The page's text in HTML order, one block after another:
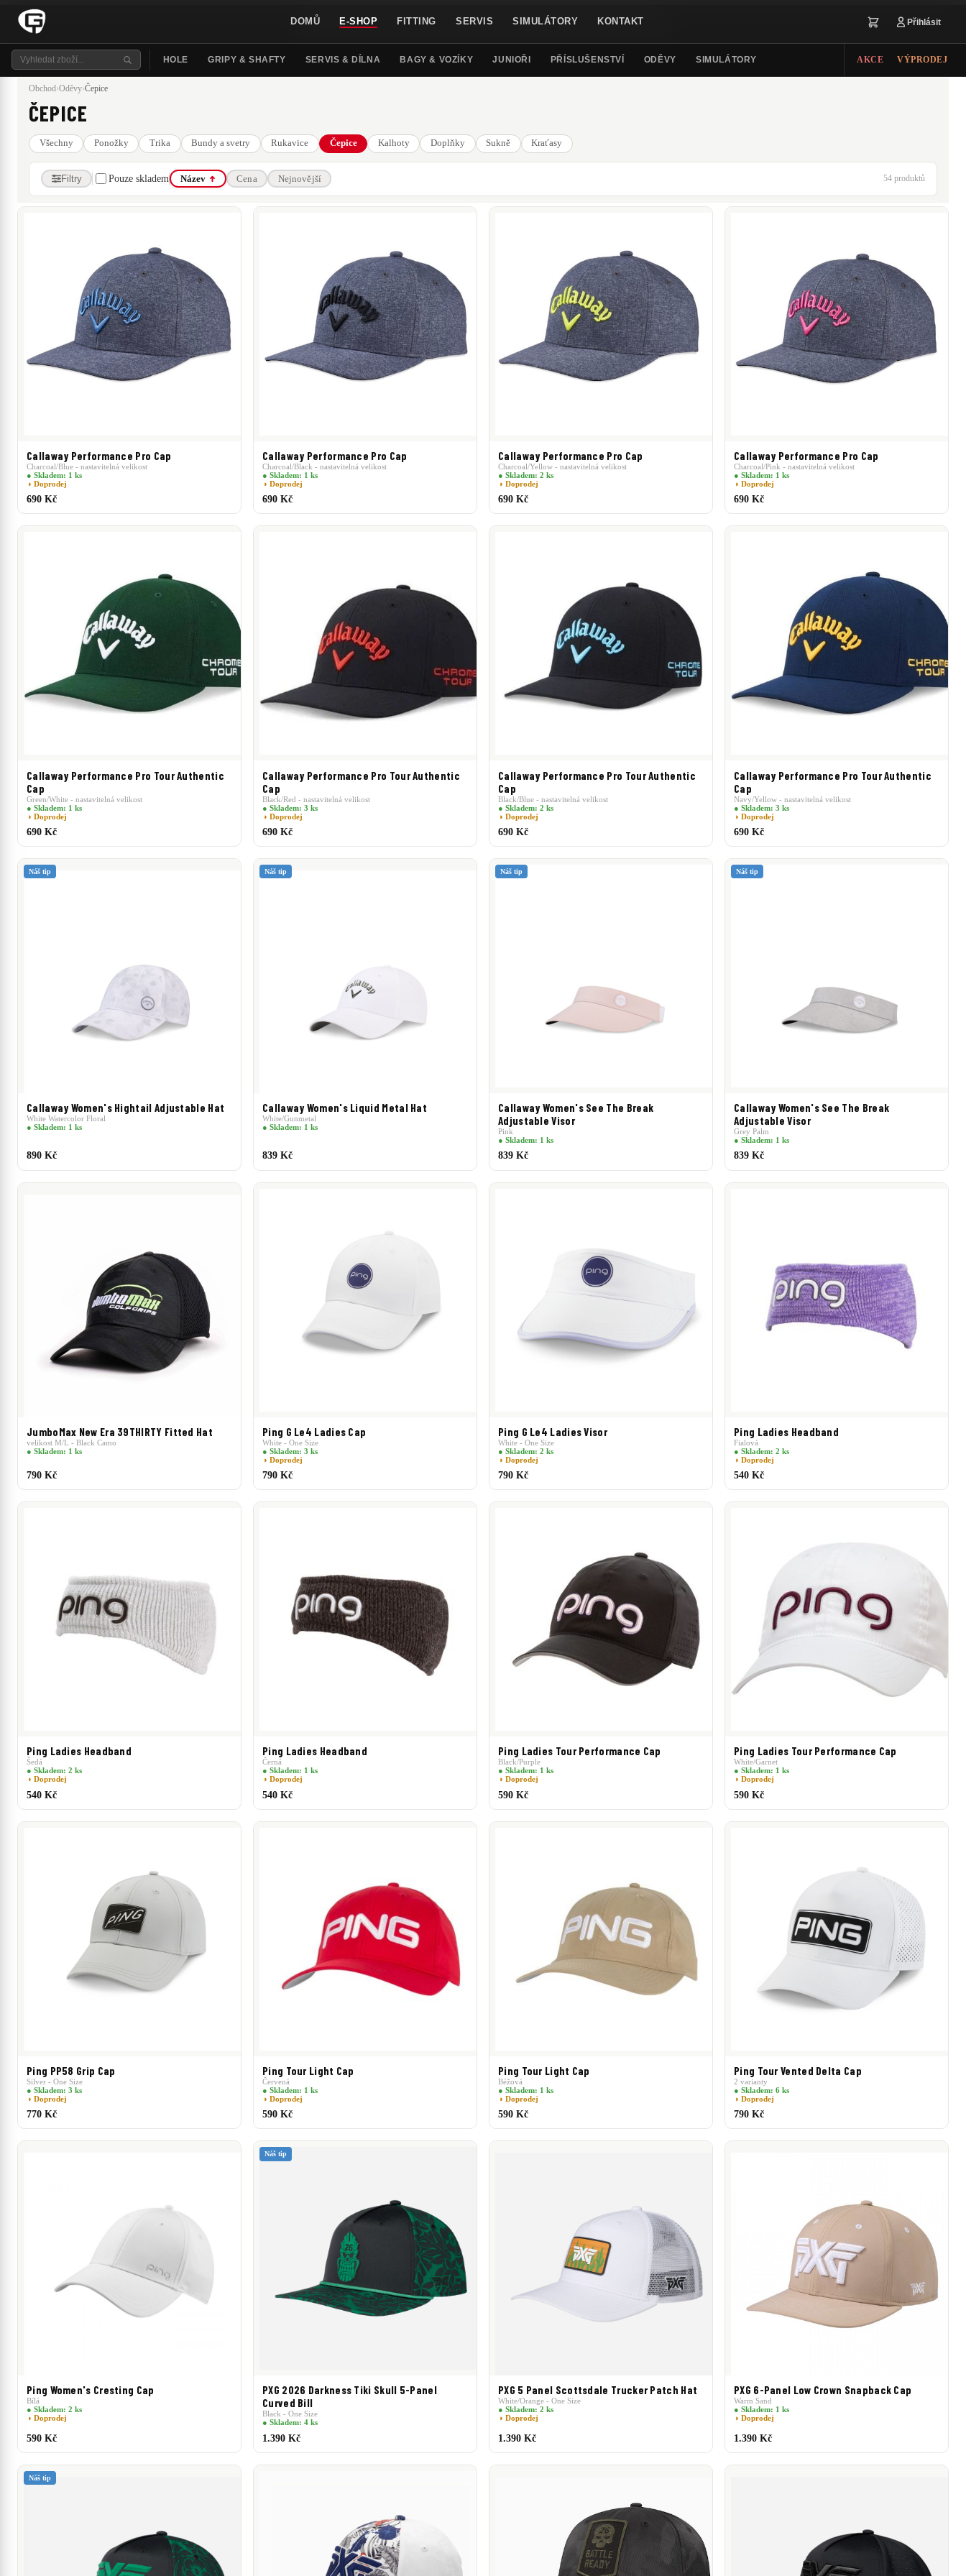
DOMŮ E-SHOP FITTING SERVIS SIMULÁTORY KONTAKT Přihlásit
HOLE GRIPY & SHAFTY SERVIS & DÍLNA BAGY & VOZÍKY JUNIOŘI PŘÍSLUŠENSTVÍ ODĚVY SIMULÁTORY AKCE VÝPRODEJ
Obchod›Oděvy›Čepice
ČEPICE
Všechny Ponožky Trika Bundy a svetry Rukavice Čepice Kalhoty Doplňky Sukně Kraťasy
Filtry Pouze skladem Název Cena Nejnovější 54 produktů
Callaway Performance Pro Cap
Charcoal/Blue - nastavitelná velikost
● Skladem: 1 ks
◑ Doprodej
690 Kč
Callaway Performance Pro Cap
Charcoal/Black - nastavitelná velikost
● Skladem: 1 ks
◑ Doprodej
690 Kč
Callaway Performance Pro Cap
Charcoal/Yellow - nastavitelná velikost
● Skladem: 2 ks
◑ Doprodej
690 Kč
Callaway Performance Pro Cap
Charcoal/Pink - nastavitelná velikost
● Skladem: 1 ks
◑ Doprodej
690 Kč
Callaway Performance Pro Tour Authentic
Cap
Green/White - nastavitelná velikost
● Skladem: 1 ks
◑ Doprodej
690 Kč
Callaway Performance Pro Tour Authentic
Cap
Black/Red - nastavitelná velikost
● Skladem: 3 ks
◑ Doprodej
690 Kč
Callaway Performance Pro Tour Authentic
Cap
Black/Blue - nastavitelná velikost
● Skladem: 2 ks
◑ Doprodej
690 Kč
Callaway Performance Pro Tour Authentic
Cap
Navy/Yellow - nastavitelná velikost
● Skladem: 3 ks
◑ Doprodej
690 Kč
Náš tip
Callaway Women's Hightail Adjustable Hat
White Watercolor Floral
● Skladem: 1 ks
890 Kč
Náš tip
Callaway Women's Liquid Metal Hat
White/Gunmetal
● Skladem: 1 ks
839 Kč
Náš tip
Callaway Women's See The Break
Adjustable Visor
Pink
● Skladem: 1 ks
839 Kč
Náš tip
Callaway Women's See The Break
Adjustable Visor
Grey Palm
● Skladem: 1 ks
839 Kč
JumboMax New Era 39THIRTY Fitted Hat
velikost M/L - Black Camo
● Skladem: 1 ks
790 Kč
Ping G Le4 Ladies Cap
White - One Size
● Skladem: 3 ks
◑ Doprodej
790 Kč
Ping G Le4 Ladies Visor
White - One Size
● Skladem: 2 ks
◑ Doprodej
790 Kč
Ping Ladies Headband
Fialová
● Skladem: 2 ks
◑ Doprodej
540 Kč
Ping Ladies Headband
Šedá
● Skladem: 2 ks
◑ Doprodej
540 Kč
Ping Ladies Headband
Černá
● Skladem: 1 ks
◑ Doprodej
540 Kč
Ping Ladies Tour Performance Cap
Black/Purple
● Skladem: 1 ks
◑ Doprodej
590 Kč
Ping Ladies Tour Performance Cap
White/Garnet
● Skladem: 1 ks
◑ Doprodej
590 Kč
Ping PP58 Grip Cap
Silver - One Size
● Skladem: 3 ks
◑ Doprodej
770 Kč
Ping Tour Light Cap
Červená
● Skladem: 1 ks
◑ Doprodej
590 Kč
Ping Tour Light Cap
Béžová
● Skladem: 1 ks
◑ Doprodej
590 Kč
Ping Tour Vented Delta Cap
2 varianty
● Skladem: 6 ks
◑ Doprodej
790 Kč
Ping Women's Cresting Cap
Bílá
● Skladem: 2 ks
◑ Doprodej
590 Kč
Náš tip
PXG 2026 Darkness Tiki Skull 5-Panel
Curved Bill
Black - One Size
● Skladem: 4 ks
1.390 Kč
PXG 5 Panel Scottsdale Trucker Patch Hat
White/Orange - One Size
● Skladem: 2 ks
◑ Doprodej
1.390 Kč
PXG 6-Panel Low Crown Snapback Cap
Warm Sand
● Skladem: 1 ks
◑ Doprodej
1.390 Kč
Náš tip